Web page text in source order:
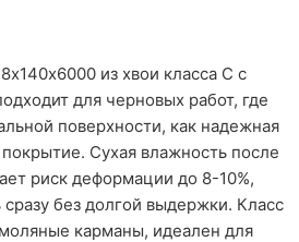
из хвои класса С с
для черновых работ, где
поверхности, как надежная
Сухая влажность после
риск деформации до 8-10%,
сразу без долгой выдержки. Класс
карманы, идеален для